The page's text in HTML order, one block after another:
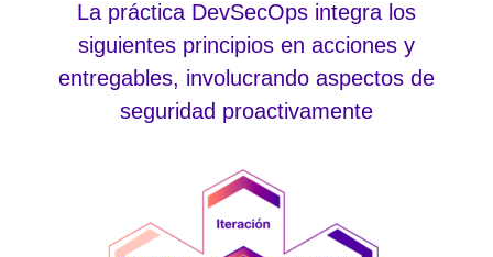
La práctica DevSecOps integra los
siguientes principios en acciones y
entregables, involucrando aspectos de
seguridad proactivamente